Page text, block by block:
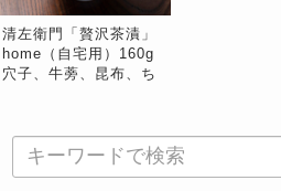
清左衛門「贅沢茶漬」
home（自宅用）160g
穴子、牛蒡、昆布、ち